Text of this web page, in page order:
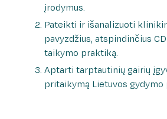
įrodymus.
Pateikti ir išanalizuoti
pavyzdžius, atspindinčius
taikymo praktiką.
Aptarti tarptautinių gairių
pritaikymą Lietuvos